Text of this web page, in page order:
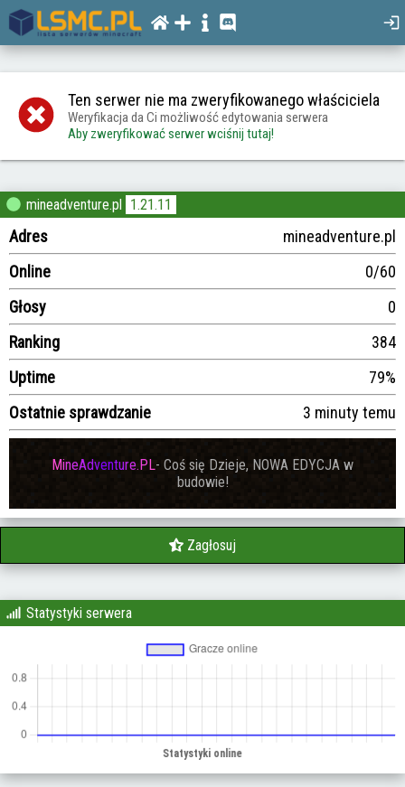
Ten serwer nie ma zweryfikowanego właściciela
Weryfikacja da Ci możliwość edytowania serwera
Aby zweryfikować serwer wciśnij tutaj!
mineadventure.pl 1.21.11
Adres
mineadventure.pl
Online
0/60
Głosy
0
Ranking
384
Uptime
79%
Ostatnie sprawdzanie
3 minuty temu
MineAdventure.PL- Coś się Dzieje, NOWA EDYCJA w
budowie!
Zagłosuj
Statystyki serwera